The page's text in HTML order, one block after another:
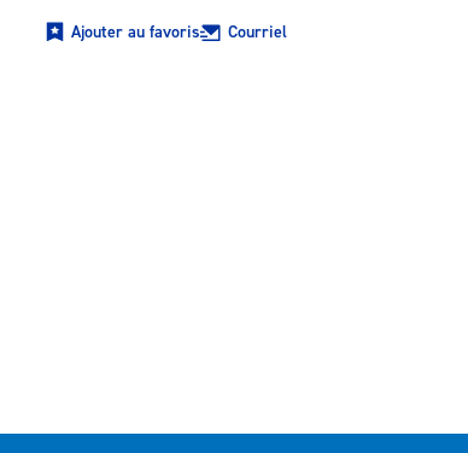
Ajouter au favoris Courriel